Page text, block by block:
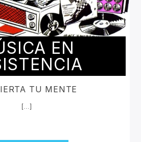
EN
TU MENTE
[...]